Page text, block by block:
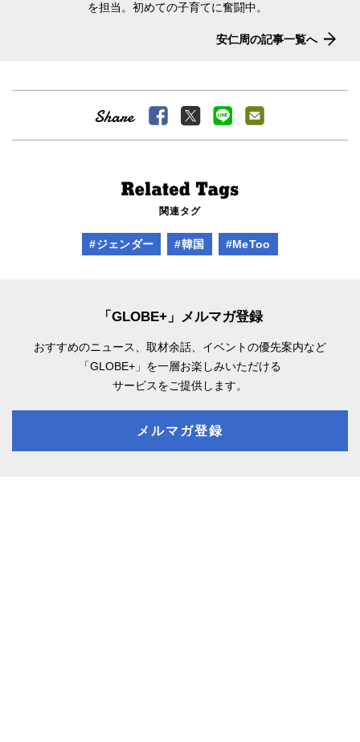
を担当。初めての子育てに奮闘中。
安仁周の記事一覧へ
関連タグ
#ジェンダー #韓国 #MeToo
「GLOBE+」メルマガ登録
おすすめのニュース、取材余話、 イベントの優先案内など
「GLOBE+」を一層お楽しみいただける
サービスをご提供します。
メルマガ登録